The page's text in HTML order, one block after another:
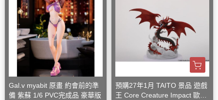
Gal.v myabit 原畫 約會前的準
備 紫蘇 1/6 PVC完成品 豪華版
預購27年1月 TAITO 景品 遊戲
王 Core Creature Impact 歐西